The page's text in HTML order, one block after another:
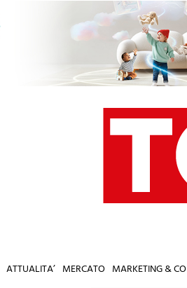
ATTUALITA’ MERCATO MARKETING & CO